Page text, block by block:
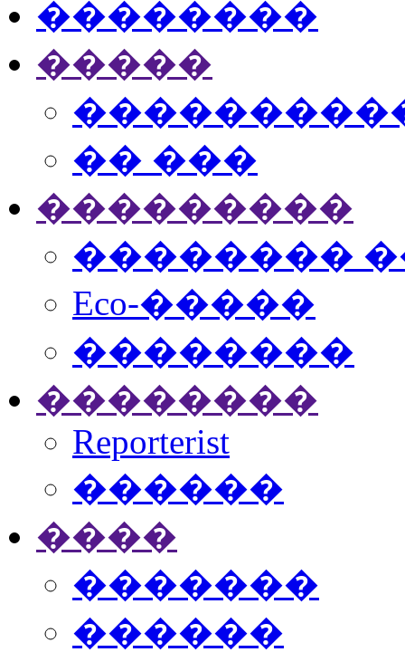
��������
�����
�� ���
���������
��������
Eco-�����
��������
��������
Reporterist
������
����
�������
������